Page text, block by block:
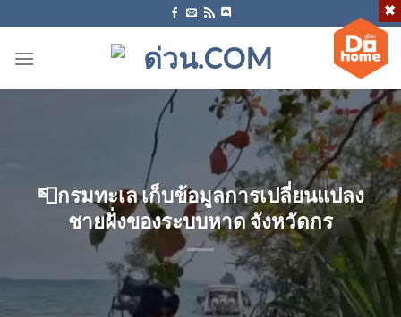
ไป
📮กรมทะเล เก็บข้อมูลการเปลี่ยนแปลง
ชายฝั่งของระบบหาด จังหวัดกร